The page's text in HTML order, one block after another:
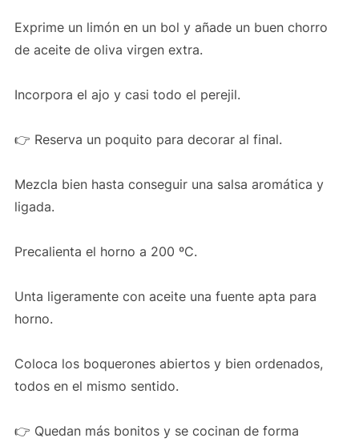
Exprime un limón en un bol y añade un buen chorro
de aceite de oliva virgen extra.
Incorpora el ajo y casi todo el perejil.
👉 Reserva un poquito para decorar al final.
Mezcla bien hasta conseguir una salsa aromática y
ligada.
Precalienta el horno a 200 ºC.
Unta ligeramente con aceite una fuente apta para
horno.
Coloca los boquerones abiertos y bien ordenados,
todos en el mismo sentido.
👉 Quedan más bonitos y se cocinan de forma